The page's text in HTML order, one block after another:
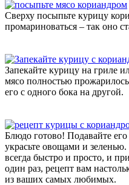
Сверху посыпьте курицу
промариноваться – так оно
Запекайте курицу на гриле
мясо полностью
его с одного бока на другой.
Блюдо готово! Подавайте
украсьте овощами и
всегда быстро и просто, и
один раз, рецепт вам
из ваших самых любимых.